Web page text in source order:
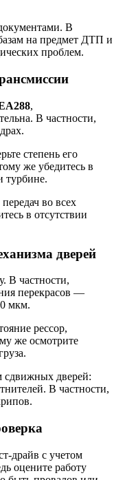
В
на предмет ДТП и
проблем.
,
В частности,
степень его
же убедитесь в
турбине.
во всех
в отсутствии
дверей
В частности,
перекрасов —
мкм.
рессор,
же осмотрите
сдвижных дверей:
В частности,
драйв с учетом
оцените работу